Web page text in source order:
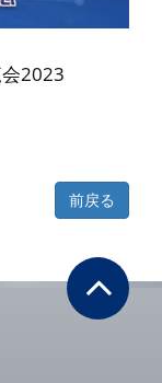
2023
前戻る